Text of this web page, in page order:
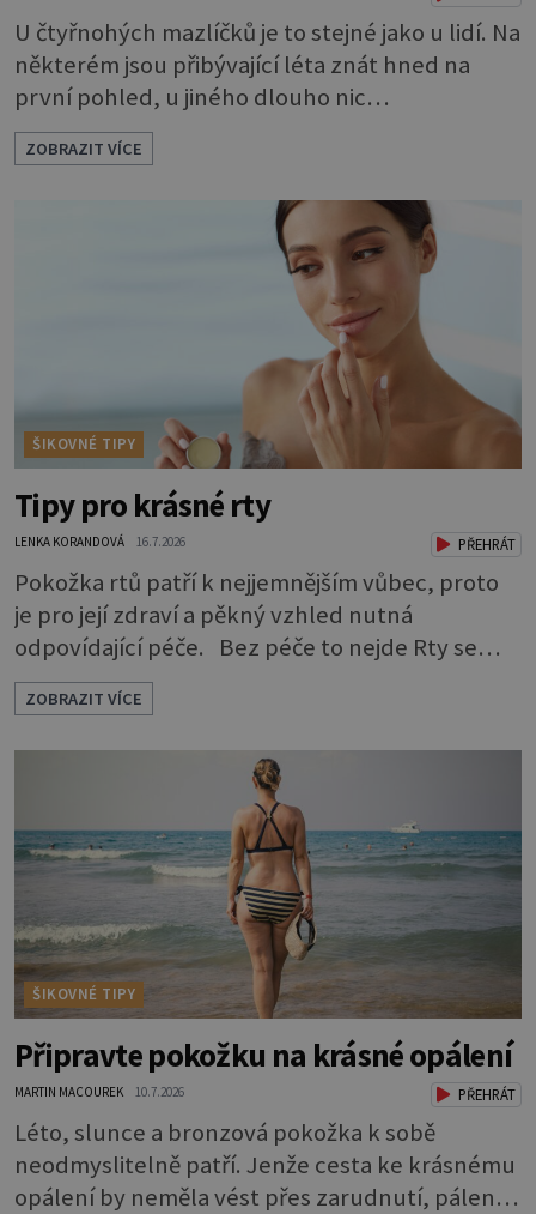
U čtyřnohých mazlíčků je to stejné jako u lidí. Na
některém jsou přibývající léta znát hned na
první pohled, u jiného dlouho nic
nezaznamenáte. Přesto byste si měli staršího
psa více všímat, aby vám neunikly důležité
signály, že něco není v pořádku. Včasná péče
mu může prodloužit i zkvalitnit život. Hůře
mohou mít v nepořádku zažívání.
ZOBRAZIT VÍCE
ŠIKOVNÉ TIPY
Tipy pro krásné rty
LENKA KORANDOVÁ 16.7.2026 PŘEHRÁT
Pokožka rtů patří k nejjemnějším vůbec, proto
je pro její zdraví a pěkný vzhled nutná
odpovídající péče. Bez péče to nejde Rty se
neliší jen barvou, ale také mnohem tenčí
povrchovou vrstvou než ostatní pleť a pokožka.
Nezvláčňují je žádné mazové žlázy, proto jsou
rty mnohem choulostivější a náchylné k
vysychání a praskání. Balzám na rty je proto
nutnou základní výbavou, pokud chce
ZOBRAZIT VÍCE
ŠIKOVNÉ TIPY
Připravte pokožku na krásné opálení
MARTIN MACOUREK 10.7.2026 PŘEHRÁT
Léto, slunce a bronzová pokožka k sobě
neodmyslitelně patří. Jenže cesta ke krásnému
opálení by neměla vést přes zarudnutí, pálení a